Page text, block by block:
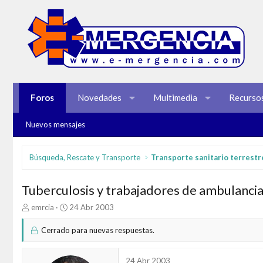
Foros Novedades Multimedia
Nuevos mensajes
Búsqueda, Rescate y Transporte Transporte sanitario
Tuberculosis y trabajadores de
I
i
emrcia
F
c
d
24 Abr 2003
Cerrado para nuevas respuestas.
24 Abr 2003